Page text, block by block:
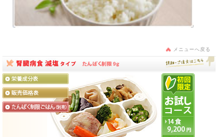
メニューへ戻る